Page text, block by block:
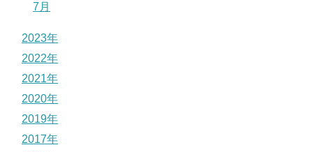
7月
2023年
2022年
2021年
2020年
2019年
2017年